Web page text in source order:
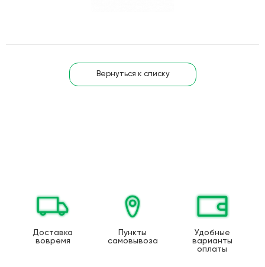
Вернуться к списку
Доставка
вовремя
Пункты
самовывоза
Удобные
варианты
оплаты